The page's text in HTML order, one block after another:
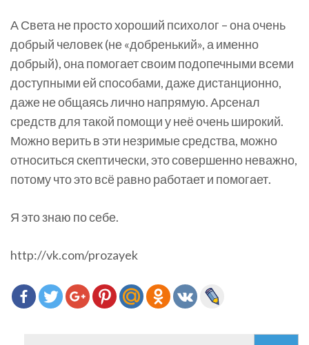
А Света не просто хороший психолог – она очень
добрый человек (не «добренький», а именно
добрый), она помогает своим подопечными всеми
доступными ей способами, даже дистанционно,
даже не общаясь лично напрямую. Арсенал
средств для такой помощи у неё очень широкий.
Можно верить в эти незримые средства, можно
относиться скептически, это совершенно неважно,
потому что это всё равно работает и помогает.
Я это знаю по себе.
http://vk.com/prozayek